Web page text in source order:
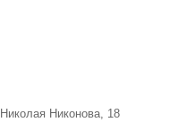
Никонова, 18